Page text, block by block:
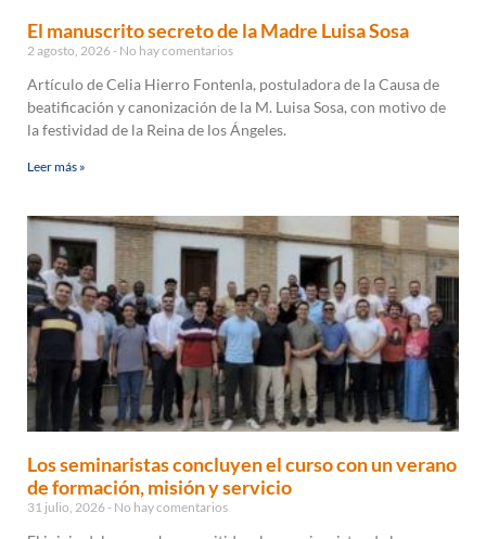
El manuscrito secreto de la Madre Luisa Sosa
2 agosto, 2026 No hay comentarios
Artículo de Celia Hierro Fontenla, postuladora de la Causa de
beatificación y canonización de la M. Luisa Sosa, con motivo de
la festividad de la Reina de los Ángeles.
Leer más »
Los seminaristas concluyen el curso con un verano
de formación, misión y servicio
31 julio, 2026 No hay comentarios